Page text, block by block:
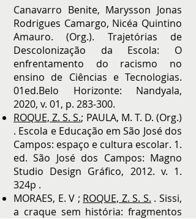
Canavarro Benite, Marysson Jonas
Rodrigues Camargo, Nicéa Quintino
Amauro. (Org.). Trajetórias de
Descolonização da Escola: O
enfrentamento do racismo no
ensino de Ciências e Tecnologias.
01ed.Belo Horizonte: Nandyala,
2020, v. 01, p. 283-300.
ROQUE, Z. S. S.; PAULA, M. T. D. (Org.)
. Escola e Educação em São José dos
Campos: espaço e cultura escolar. 1.
ed. São José dos Campos: Magno
Studio Design Gráfico, 2012. v. 1.
324p .
MORAES, E. V ; ROQUE, Z. S. S. . Sissi,
a craque sem história: fragmentos